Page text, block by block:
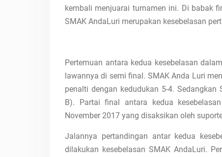
kembali menjuarai turnamen ini. Di babak
SMAK AndaLuri merupakan kesebelasan
Pertemuan antara kedua kesebelasan
lawannya di semi final. SMAK Anda Luri
penalti dengan kedudukan 5-4.
B). Partai final antara kedua
November 2017 yang disaksikan oleh
Jalannya pertandingan antar kedua
dilakukan kesebelasan SMAK AndaLuri.